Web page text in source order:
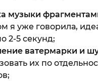
музыки
я уже говорила,
2-5 секунд;
ватермарки и
их по